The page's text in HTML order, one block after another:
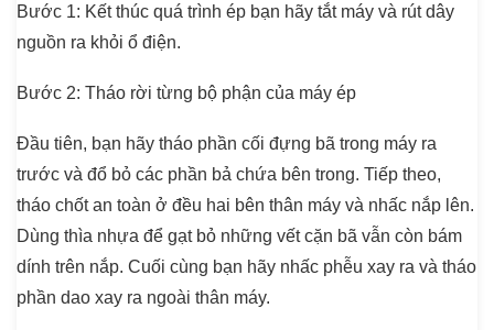
Bước 1: Kết thúc quá trình ép bạn hãy tắt máy và rút dây
nguồn ra khỏi ổ điện.
Bước 2: Tháo rời từng bộ phận của máy ép
Đầu tiên, bạn hãy tháo phần cối đựng bã trong máy ra
trước và đổ bỏ các phần bả chứa bên trong. Tiếp theo,
tháo chốt an toàn ở đều hai bên thân máy và nhấc nắp lên.
Dùng thìa nhựa để gạt bỏ những vết cặn bã vẫn còn bám
dính trên nắp. Cuối cùng bạn hãy nhấc phễu xay ra và tháo
phần dao xay ra ngoài thân máy.